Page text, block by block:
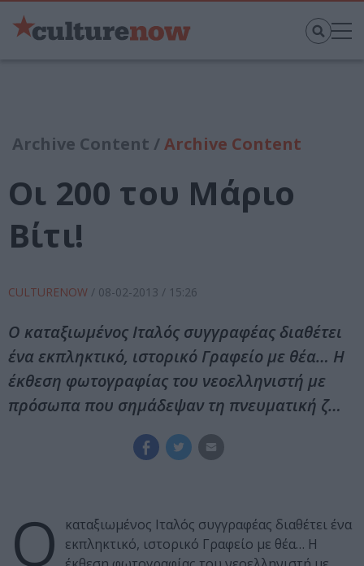
Archive Content /Archive Content
Οι 200 του Μάριο
Βίτι!
CULTURENOW / 08-02-2013 / 15:26
Ο καταξιωμένος Ιταλός συγγραφέας διαθέτει
ένα εκπληκτικό, ιστορικό Γραφείο με θέα… Η
έκθεση φωτογραφίας του νεοελληνιστή με
πρόσωπα που σημάδεψαν τη πνευματική ζ…
Ο
καταξιωμένος Ιταλός συγγραφέας διαθέτει ένα
εκπληκτικό, ιστορικό Γραφείο με θέα… Η